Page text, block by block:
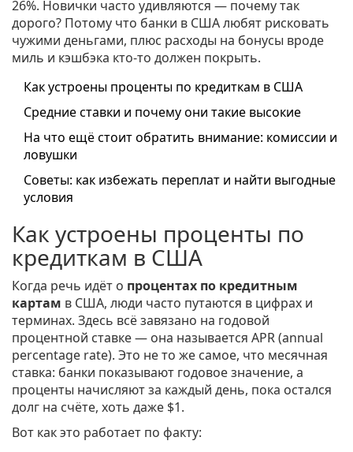
26%. Новички часто удивляются — почему так
дорого? Потому что банки в США любят рисковать
чужими деньгами, плюс расходы на бонусы вроде
миль и кэшбэка кто-то должен покрыть.
Как устроены проценты по кредиткам в США
Средние ставки и почему они такие высокие
На что ещё стоит обратить внимание: комиссии и
ловушки
Советы: как избежать переплат и найти выгодные
условия
Как устроены проценты по
кредиткам в США
Когда речь идёт о процентах по кредитным
картам в США, люди часто путаются в цифрах и
терминах. Здесь всё завязано на годовой
процентной ставке — она называется APR (annual
percentage rate). Это не то же самое, что месячная
ставка: банки показывают годовое значение, а
проценты начисляют за каждый день, пока остался
долг на счёте, хоть даже $1.
Вот как это работает по факту: